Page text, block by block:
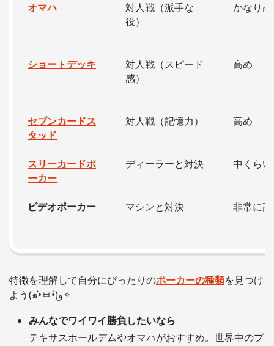
オマハ
対人戦（派手な
役）
かなり
ショートデッキ
対人戦（スピード
感）
高め
セブンカードス
タッド
対人戦（記憶力） 高め
スリーカードポ
ーカー
ディーラーと対決 中くらい
ビデオポーカー マシンと対決 非常に
特徴を理解して自分にぴったりのポーカーの種類を見つけ
よう(๑•̀ㅂ•́)و✧
みんなでワイワイ勝負したいなら
テキサスホールデムやオマハがおすすめ。世界中のプ